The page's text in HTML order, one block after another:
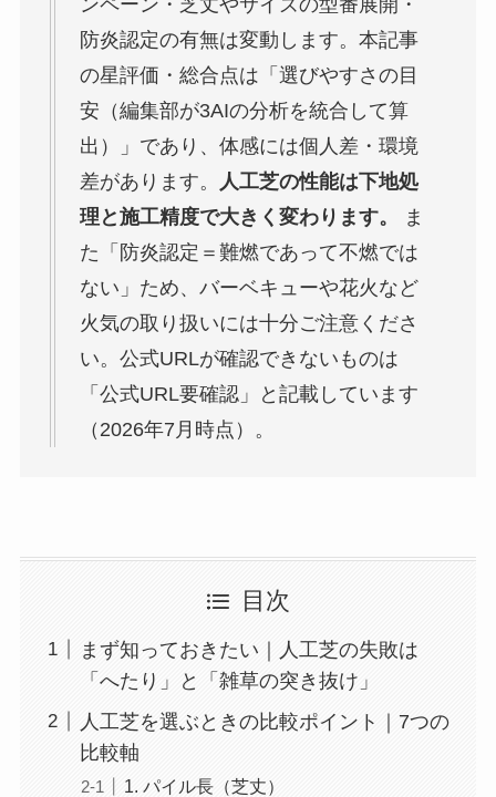
ンペーン・芝丈やサイズの型番展開・
防炎認定の有無は変動します。本記事
の星評価・総合点は「選びやすさの目
安（編集部が3AIの分析を統合して算
出）」であり、体感には個人差・環境
差があります。
人工芝の性能は下地処
理と施工精度で大きく変わります。
ま
た「防炎認定＝難燃であって不燃では
ない」ため、バーベキューや花火など
火気の取り扱いには十分ご注意くださ
い。公式URLが確認できないものは
「公式URL要確認」と記載しています
（2026年7月時点）。
目次
まず知っておきたい｜人工芝の失敗は
「へたり」と「雑草の突き抜け」
人工芝を選ぶときの比較ポイント｜7つの
比較軸
1. パイル長（芝丈）